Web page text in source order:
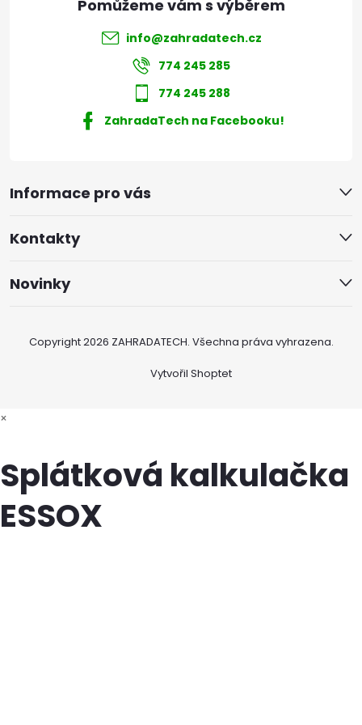
Informace pro vás
Kontakty
Novinky
info@zahradatech.cz
774 245 285
774 245 288
ZahradaTech na Facebooku!
Vytvořil Shoptet
Copyright 2026 ZAHRADATECH. Všechna práva vyhrazena.
×
Splátková kalkulačka
ESSOX